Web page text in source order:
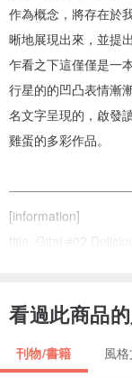
作為概念，將存在於
晰地展現出來，並提
乍看之下這僅僅是一
行星的的凹凸表情漸
名文字呈現的，啟發
雞蛋的多彩作品。
[information]
title: Gitai
- dimensions: A4 ( W
- biding: stapler bound
看過此商品
刊物/書籍 風